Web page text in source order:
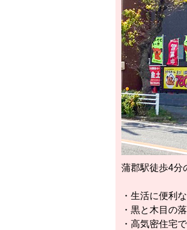
蒲郡駅徒歩4分
・生活に便利
・黒と木目の
・高気密住宅